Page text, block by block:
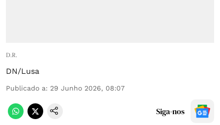
D.R.
DN/Lusa
Publicado a: 29 Junho 2026, 08:07
Siga-nos